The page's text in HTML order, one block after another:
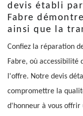
devis établi
Fabre
ainsi que la
Confiez la réparation
Fabre, où accessibilité
l'offre. Notre devis
compromettre la
d'honneur à vous offrir